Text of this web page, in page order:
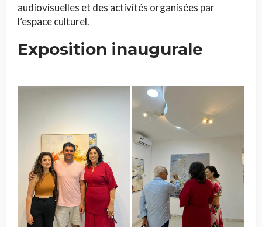
audiovisuelles et des activités organisées par
l’espace culturel.
Exposition inaugurale